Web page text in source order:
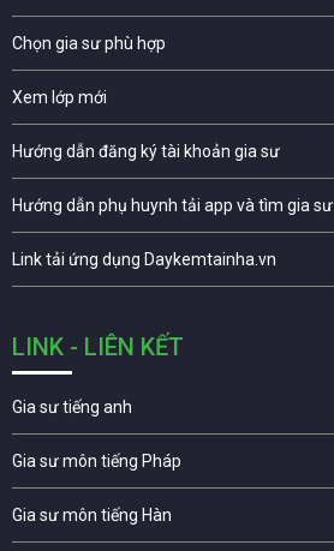
Chọn gia sư phù hợp
Xem lớp mới
Hướng dẫn đăng ký tài khoản gia sư
Hướng dẫn phụ huynh tải app và tìm gia sư
Link tải ứng dụng Daykemtainha.vn
LINK - LIÊN KẾT
Gia sư tiếng anh
Gia sư môn tiếng Pháp
Gia sư môn tiếng Hàn